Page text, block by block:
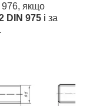
976, якщо
DIN 975 і за